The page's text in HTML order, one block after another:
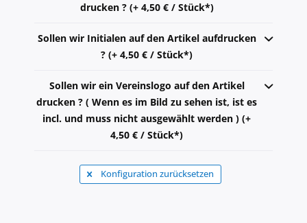
drucken ? (+ 4,50 € / Stück*)
Sollen wir Initialen auf den Artikel aufdrucken
? (+ 4,50 € / Stück*)
Sollen wir ein Vereinslogo auf den Artikel
drucken ? ( Wenn es im Bild zu sehen ist, ist es
incl. und muss nicht ausgewählt werden ) (+
4,50 € / Stück*)
Konfiguration zurücksetzen